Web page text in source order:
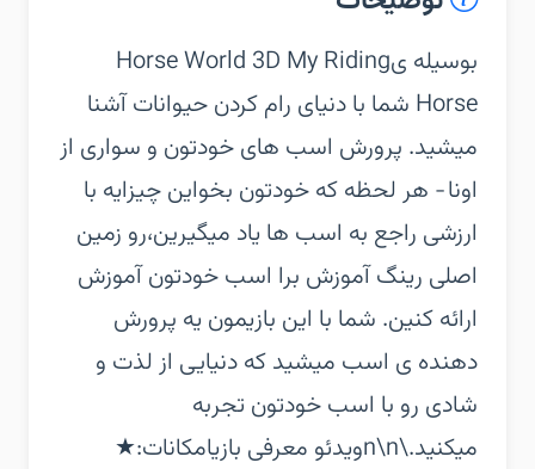
‏‏بوسیله یHorse World 3D My Riding
Horse شما با دنیای رام کردن حیوانات آشنا
میشید. پرورش اسب های خودتون و سواری از
اونا ‐ هر لحظه که خودتون بخواین چیزایه با
ارزشی راجع به اسب ها یاد میگیرین،رو زمین
اصلی رینگ آموزش برا اسب خودتون آموزش
ارائه کنین. شما با این بازیمون یه پرورش
دهنده ی اسب میشید که دنیایی از لذت و
شادی رو با اسب خودتون تجربه
میکنید.\n\nویدئو معرفی بازی‏امکانات:‏★